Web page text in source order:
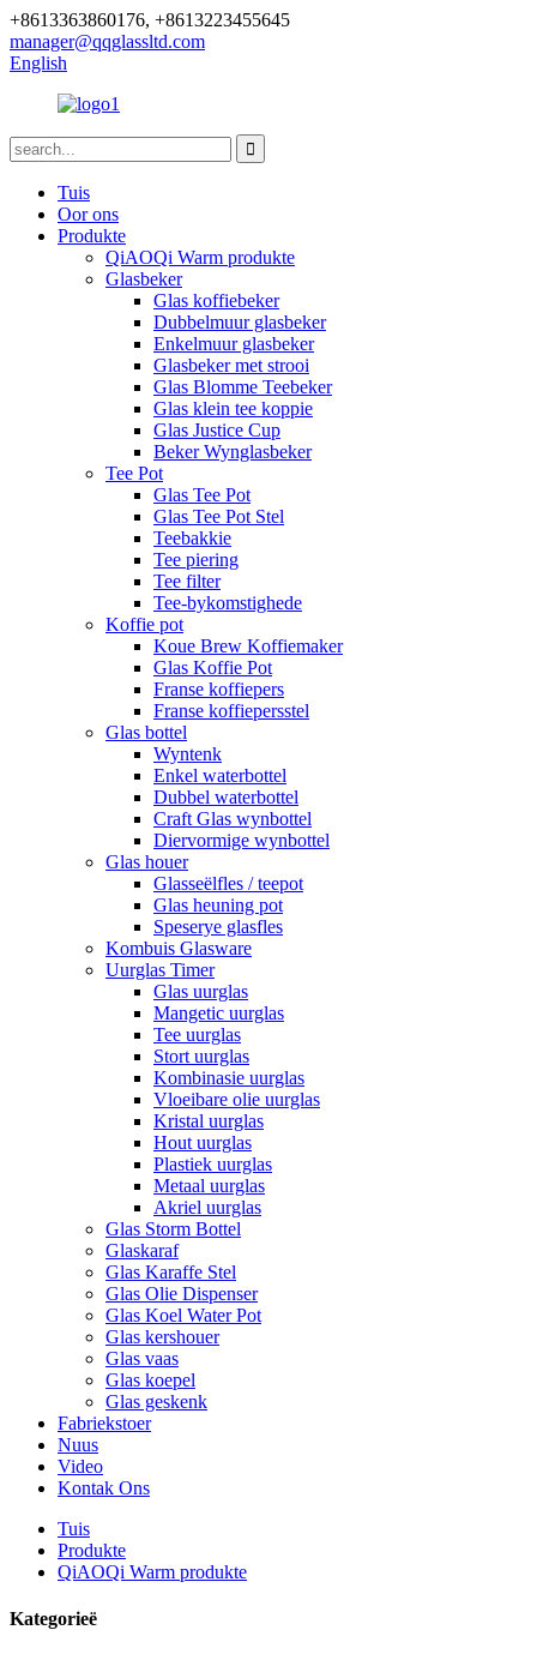
+8613363860176, +8613223455645
manager@qqglassltd.com
English
Tuis
Oor ons
Produkte
QiAOQi Warm produkte
Glasbeker
Glas koffiebeker
Dubbelmuur glasbeker
Enkelmuur glasbeker
Glasbeker met strooi
Glas Blomme Teebeker
Glas klein tee koppie
Glas Justice Cup
Beker Wynglasbeker
Tee Pot
Glas Tee Pot
Glas Tee Pot Stel
Teebakkie
Tee piering
Tee filter
Tee-bykomstighede
Koffie pot
Koue Brew Koffiemaker
Glas Koffie Pot
Franse koffiepers
Franse koffiepersstel
Glas bottel
Wyntenk
Enkel waterbottel
Dubbel waterbottel
Craft Glas wynbottel
Diervormige wynbottel
Glas houer
Glasseëlfles / teepot
Glas heuning pot
Speserye glasfles
Kombuis Glasware
Uurglas Timer
Glas uurglas
Mangetic uurglas
Tee uurglas
Stort uurglas
Kombinasie uurglas
Vloeibare olie uurglas
Kristal uurglas
Hout uurglas
Plastiek uurglas
Metaal uurglas
Akriel uurglas
Glas Storm Bottel
Glaskaraf
Glas Karaffe Stel
Glas Olie Dispenser
Glas Koel Water Pot
Glas kershouer
Glas vaas
Glas koepel
Glas geskenk
Fabriekstoer
Nuus
Video
Kontak Ons
Tuis
Produkte
QiAOQi Warm produkte
Kategorieë